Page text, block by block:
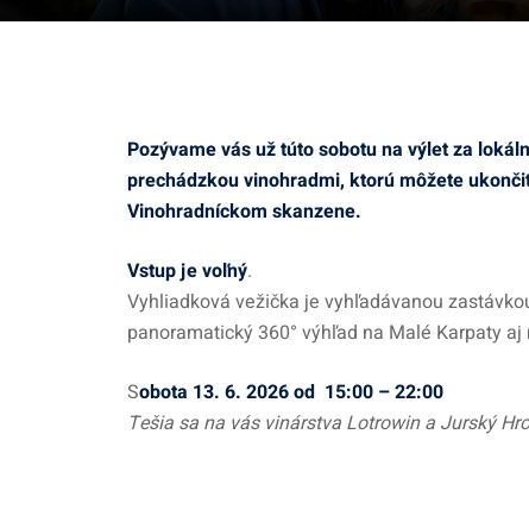
Pozývame vás už túto sobotu na výlet za
prechádzkou vinohradmi, ktorú môžete
Vinohradníckom skanzene.
Vstup je voľný.
Vyhliadková vežička je vyhľadávanou
panoramatický 360° výhľad na Malé Karpaty
Sobota 13. 6. 2026 od 15:00 – 22:00
Tešia sa na vás vinárstva Lotrowin a Jurský